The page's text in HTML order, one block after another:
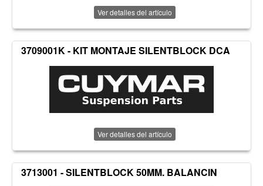
Ver detalles del artículo
3709001K - KIT MONTAJE SILENTBLOCK DCA
Ver detalles del artículo
3713001 - SILENTBLOCK 50MM. BALANCIN